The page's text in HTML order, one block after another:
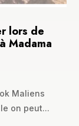
lors de
Madama
Maliens
on peut...